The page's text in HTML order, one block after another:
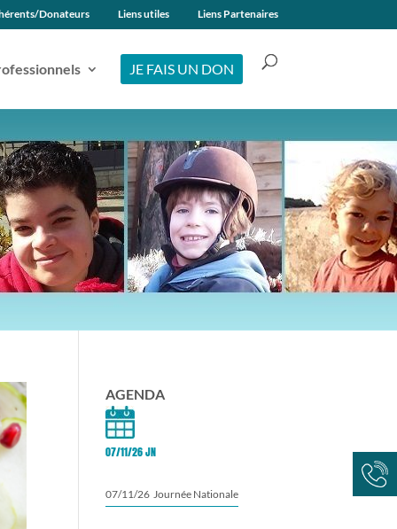
Donateurs Liens utiles Liens Partenaires
JE FAIS UN DON
AGENDA
07/11/26 JN
07/11/26 Journée Nationale